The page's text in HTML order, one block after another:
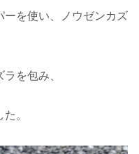
ーを使い、ノウゼンカズ
を包み、
。